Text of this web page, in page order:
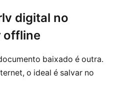
digital no
offline
baixado é outra.
o ideal é salvar no